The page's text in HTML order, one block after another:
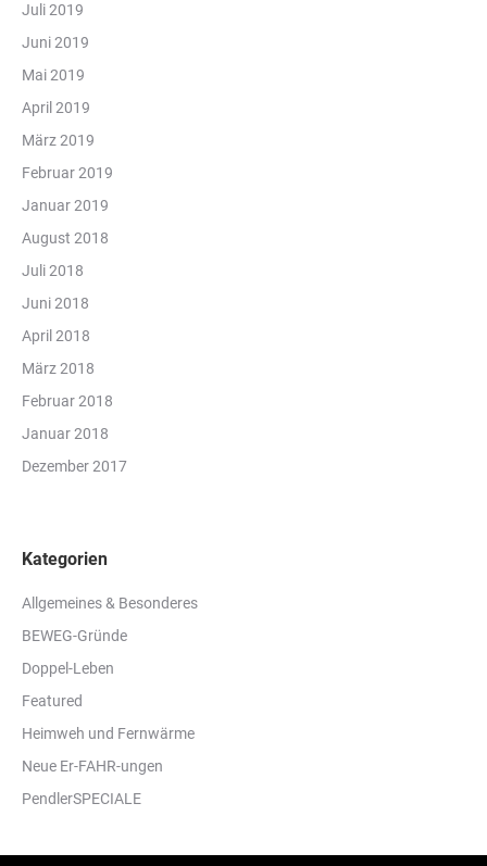
Juli 2019
Juni 2019
Mai 2019
April 2019
März 2019
Februar 2019
Januar 2019
August 2018
Juli 2018
Juni 2018
April 2018
März 2018
Februar 2018
Januar 2018
Dezember 2017
Kategorien
Allgemeines & Besonderes
BEWEG-Gründe
Doppel-Leben
Featured
Heimweh und Fernwärme
Neue Er-FAHR-ungen
PendlerSPECIALE